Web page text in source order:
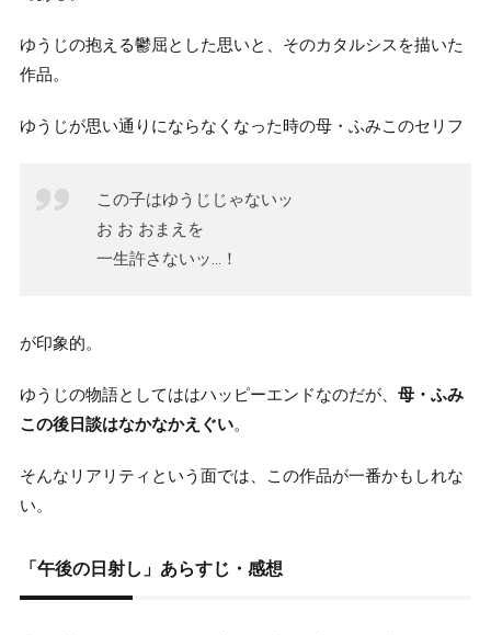
ゆうじの抱える鬱屈とした思いと、そのカタルシスを描いた
作品。
ゆうじが思い通りにならなくなった時の母・ふみこのセリフ
この子はゆうじじゃないッ
お お おまえを
一生許さないッ…！
が印象的。
ゆうじの物語としてははハッピーエンドなのだが、 母・ふみ
この後日談はなかなかえぐい。
そんなリアリティという面では、この作品が一番かもしれな
い。
「午後の日射し」あらすじ・感想